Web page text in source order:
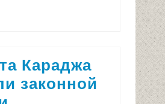
Караджа
законной